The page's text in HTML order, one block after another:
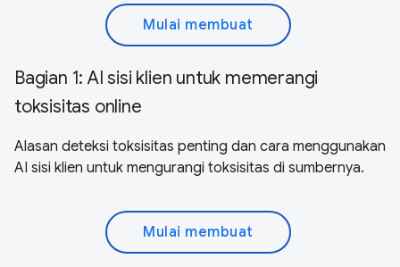
Mulai membuat
Bagian 1: AI sisi klien untuk memerangi
toksisitas online
Alasan deteksi toksisitas penting dan cara menggunakan
AI sisi klien untuk mengurangi toksisitas di sumbernya.
Mulai membuat